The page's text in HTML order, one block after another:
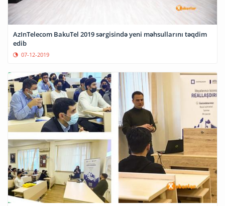
AzInTelecom BakuTel 2019 sərgisində yeni məhsullarını təqdim
edib
07-12-2019